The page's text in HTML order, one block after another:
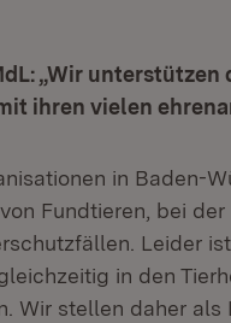
„Wir
ihren vielen
in
Fundtieren, bei
Leider
in den
Wir stellen daher